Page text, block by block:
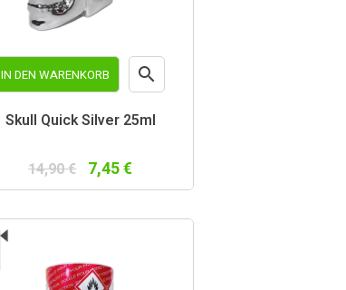
IN DEN WARENKORB 
Skull Quick Silver 25ml
14,90 € 7,45 €